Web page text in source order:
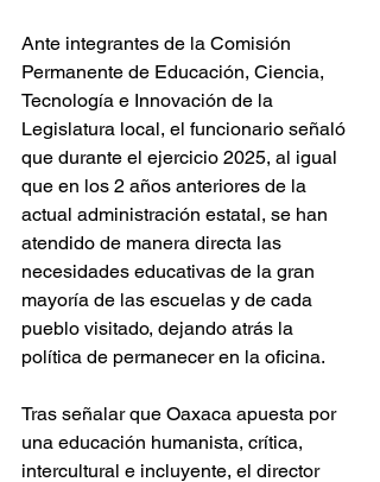
Ante integrantes de la Comisión
Permanente de Educación, Ciencia,
Tecnología e Innovación de la
Legislatura local, el funcionario señaló
que durante el ejercicio 2025, al igual
que en los 2 años anteriores de la
actual administración estatal, se han
atendido de manera directa las
necesidades educativas de la gran
mayoría de las escuelas y de cada
pueblo visitado, dejando atrás la
política de permanecer en la oficina.
Tras señalar que Oaxaca apuesta por
una educación humanista, crítica,
intercultural e incluyente, el director